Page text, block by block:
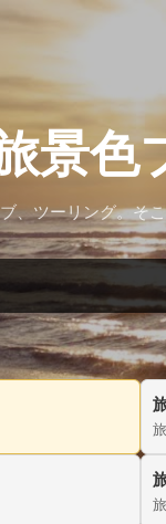
スキップしてメイン
景色
、ツーリング。そ